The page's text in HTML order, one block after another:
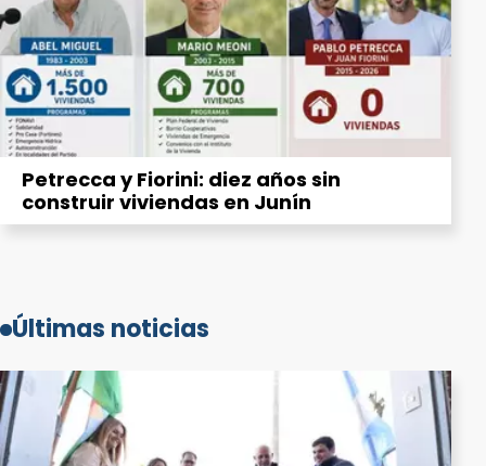
Petrecca y Fiorini: diez años sin
construir viviendas en Junín
Últimas noticias